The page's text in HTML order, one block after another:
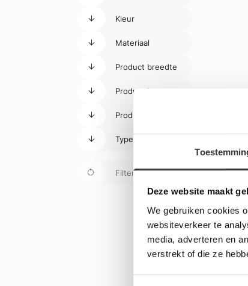
Deze website maakt
We gebruiken cookies
websiteverkeer te
media, adverteren en
verstrekt of die ze
Kleur
Materiaal
Product breedte
Product hoogte
Product lengte
Type glas
Filters wissen
Laat je
zorgen